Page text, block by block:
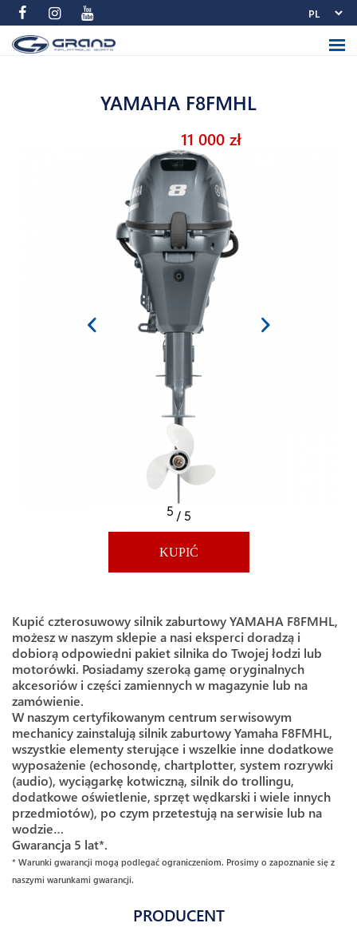
YAMAHA F8FMHL
11 000 zł
5 / 5
KUPIĆ
Kupić czterosuwowy silnik zaburtowy YAMAHA F8FMHL,
możesz w naszym sklepie a nasi eksperci doradzą i
dobiorą odpowiedni pakiet silnika do Twojej łodzi lub
motorówki. Posiadamy szeroką gamę oryginalnych
akcesoriów i części zamiennych w magazynie lub na
zamówienie.
W naszym certyfikowanym centrum serwisowym
mechanicy zainstalują silnik zaburtowy Yamaha F8FMHL,
wszystkie elementy sterujące i wszelkie inne dodatkowe
wyposażenie (echosondę, chartplotter, system rozrywki
(audio), wyciągarkę kotwiczną, silnik do trollingu,
dodatkowe oświetlenie, sprzęt wędkarski i wiele innych
przedmiotów), po czym przetestują na serwisie lub na
wodzie…
Gwarancja 5 lat*.
* Warunki gwarancji mogą podlegać ograniczeniom. Prosimy o zapoznanie się z
naszymi warunkami gwarancji.
PRODUCENT